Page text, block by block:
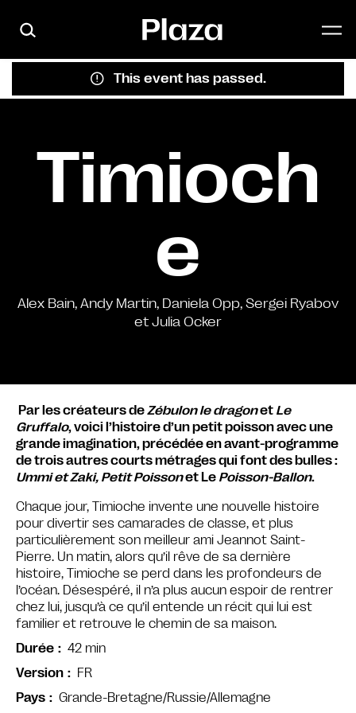
This event has passed.
Timioch
e
Alex Bain, Andy Martin, Daniela Opp, Sergei Ryabov
et Julia Ocker
Par les créateurs deZébulon le dragonet Le
Gruffalo, voici l’histoire d’un petit poisson avec une
grande imagination, précédée en avant-programme
de trois autres courts métrages qui font des bulles :
Ummi et Zaki, Petit Poissonet Le Poisson-Ballon.
Chaque jour, Timioche invente une nouvelle histoire
pour divertir ses camarades de classe, et plus
particulièrement son meilleur ami Jeannot Saint-
Pierre. Un matin, alors qu’il rêve de sa dernière
histoire, Timioche se perd dans les profondeurs de
l’océan. Désespéré, il n’a plus aucun espoir de rentrer
chez lui, jusqu’à ce qu’il entende un récit qui lui est
familier et retrouve le chemin de sa maison.
Durée
42 min
Version
FR
Pays
Grande-Bretagne/Russie/Allemagne